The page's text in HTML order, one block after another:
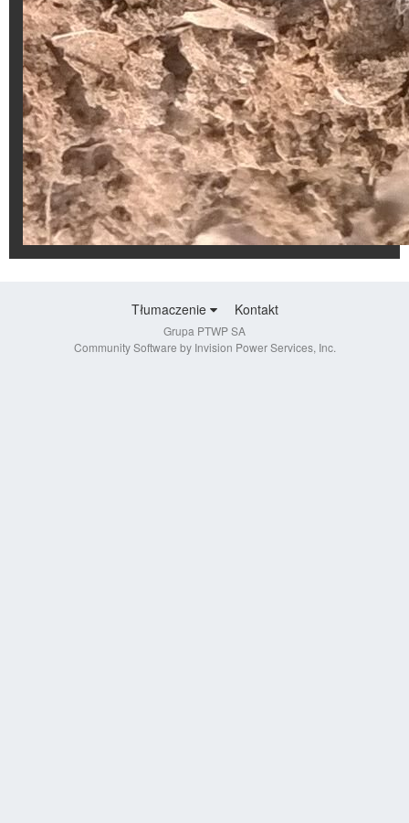
Tłumaczenie Kontakt
Grupa PTWP SA
Community Software by Invision Power Services, Inc.